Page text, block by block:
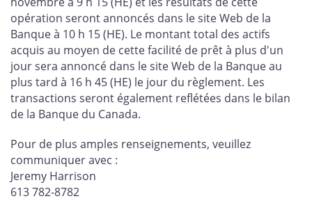
opération seront annoncés dans le site Web de la
Banque à 10 h 15 (HE). Le montant total des actifs
acquis au moyen de cette facilité de prêt à plus d'un
jour sera annoncé dans le site Web de la Banque au
plus tard à 16 h 45 (HE) le jour du règlement. Les
transactions seront également reflétées dans le bilan
de la Banque du Canada.
Pour de plus amples renseignements, veuillez
communiquer avec :
Jeremy Harrison
613 782-8782